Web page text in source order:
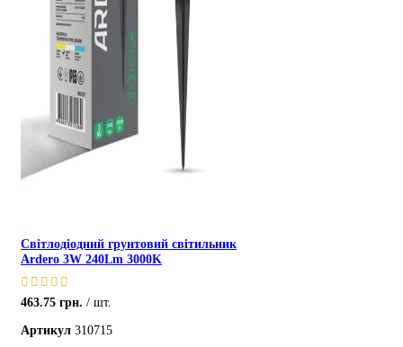
Світлодіодний грунтовий світильник
Ardero 3W 240Lm 3000K
463.75 грн.
шт.
Артикул 310715